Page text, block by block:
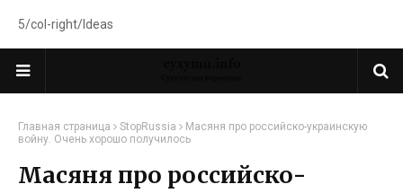
5/col-right/Ideas
Главная страница StopRussia
Масяня про российско-украинскую
войну. Очень хорошо получилось
Масяня про российско-